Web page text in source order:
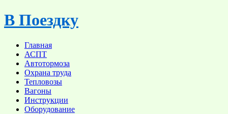
Skip
to
В Поездку
Главная
АСПТ
Автотормоза
Охрана труда
Тепловозы
Вагоны
Инструкции
Оборудование